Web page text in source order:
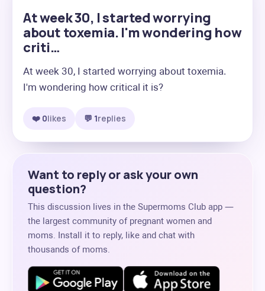
At week 30, I started worrying
about toxemia. I'm wondering how
criti…
At week 30, I started worrying about toxemia.
I'm wondering how critical it is?
❤️ 0likes 💬 1replies
Want to reply or ask your own
question?
This discussion lives in the Supermoms Club app —
the largest community of pregnant women and
moms. Install it to reply, like and chat with
thousands of moms.